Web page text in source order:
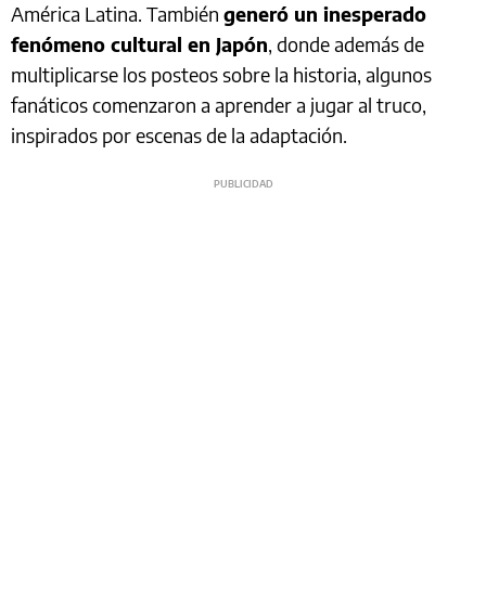
América Latina. También generó un inesperado
fenómeno cultural en Japón, donde además de
multiplicarse los posteos sobre la historia, algunos
fanáticos comenzaron a aprender a jugar al truco,
inspirados por escenas de la adaptación.